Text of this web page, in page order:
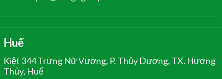
Huế
Kiệt 344 Trưng Nữ Vương, P. Thủy Dương, TX. Hương
Thủy, Huế